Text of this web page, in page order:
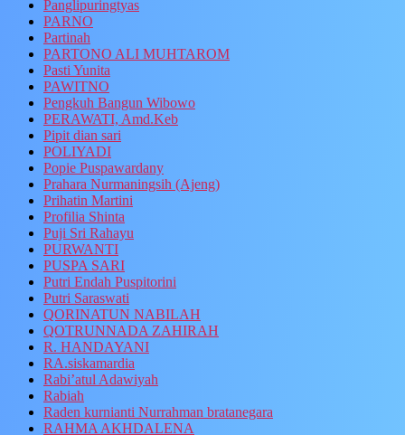
Panglipuringtyas
PARNO
Partinah
PARTONO ALI MUHTAROM
Pasti Yunita
PAWITNO
Pengkuh Bangun Wibowo
PERAWATI, Amd.Keb
Pipit dian sari
POLIYADI
Popie Puspawardany
Prahara Nurmaningsih (Ajeng)
Prihatin Martini
Profilia Shinta
Puji Sri Rahayu
PURWANTI
PUSPA SARI
Putri Endah Puspitorini
Putri Saraswati
QORINATUN NABILAH
QOTRUNNADA ZAHIRAH
R. HANDAYANI
RA.siskamardia
Rabi’atul Adawiyah
Rabiah
Raden kurnianti Nurrahman bratanegara
RAHMA AKHDALENA